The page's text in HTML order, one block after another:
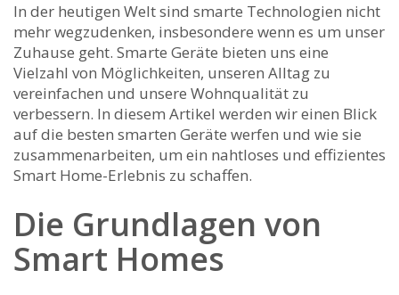
In der heutigen Welt sind smarte Technologien nicht
mehr wegzudenken, insbesondere wenn es um unser
Zuhause⁤ geht. Smarte⁤ Geräte bieten uns eine
Vielzahl von‌ Möglichkeiten, unseren Alltag‌ zu‌
vereinfachen und​ unsere Wohnqualität zu
verbessern. In diesem ⁢Artikel werden ⁣wir einen Blick
auf⁣ die besten smarten ‌Geräte werfen ​und wie⁤ sie⁢
zusammenarbeiten, ⁤um⁤ ein nahtloses und effizientes
Smart Home-Erlebnis ⁣zu schaffen.
Die Grundlagen von
Smart Homes